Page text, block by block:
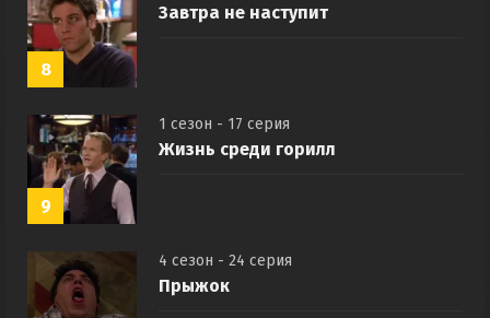
8
Завтра не наступит
9
1 сезон - 17 серия
Жизнь среди горилл
4 сезон - 24 серия
Прыжок